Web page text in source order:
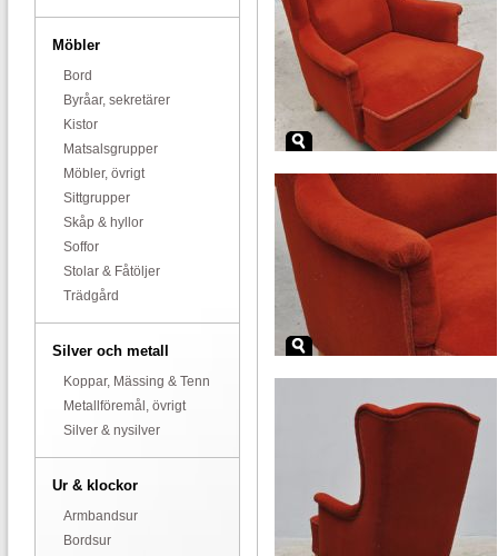
Möbler
Bord
Byråar, sekretärer
Kistor
Matsalsgrupper
Möbler, övrigt
Sittgrupper
Skåp & hyllor
Soffor
Stolar & Fåtöljer
Trädgård
Silver och metall
Koppar, Mässing & Tenn
Metallföremål, övrigt
Silver & nysilver
Ur & klockor
Armbandsur
Bordsur